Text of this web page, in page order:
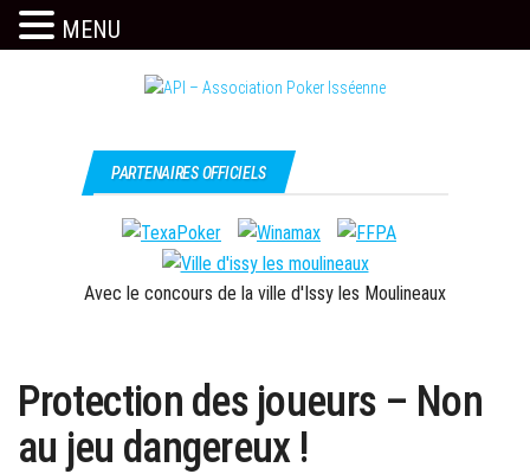
Association
Isséenne
c'est
l'API
PARTENAIRES OFFICIELS
Avec le concours de la ville d'Issy les Moulineaux
Protection des joueurs – Non
au jeu dangereux !
MENU